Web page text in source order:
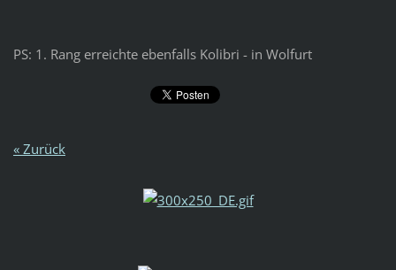
PS: 1. Rang erreichte ebenfalls Kolibri - in Wolfurt
« Zurück